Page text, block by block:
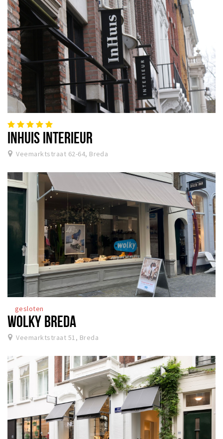
INHUIS INTERIEUR
Veemarktstraat 62-64, Breda
gesloten
WOLKY BREDA
Veemarktstraat 51, Breda